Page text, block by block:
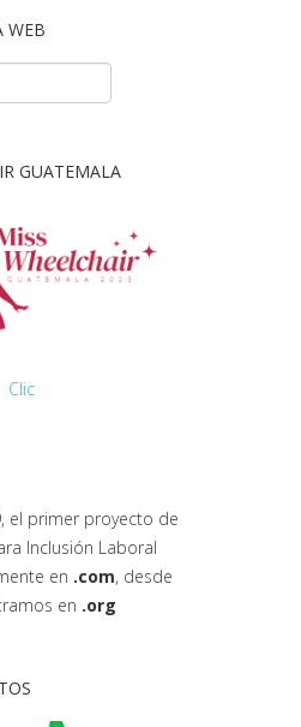
WEB
GUATEMALA
Clic
el primer proyecto de
Inclusión Laboral
en .com, desde
en .org